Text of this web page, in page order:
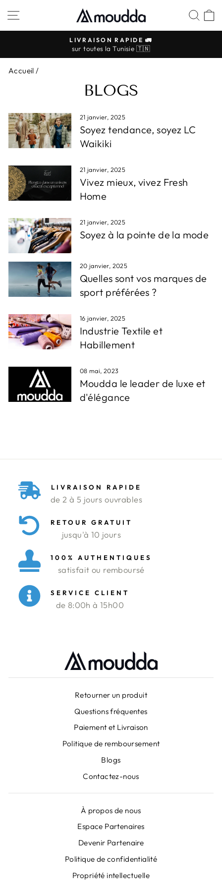
au
NAVIGATION
Diaporama
LIVRAISON RAPIDE 🚛
sur toutes la Tunisie 🇹🇳
Accueil /
BLOGS
21 janvier, 2025
Soyez tendance, soyez LC
Waikiki
21 janvier, 2025
Vivez mieux, vivez Fresh
Home
21 janvier, 2025
Soyez à la pointe de la mode
20 janvier, 2025
Quelles sont vos marques de
sport préférées ?
16 janvier, 2025
Industrie Textile et
Habillement
08 mai, 2023
Moudda le leader de luxe et
d'élégance
LIVRAISON RAPIDE
de 2 à 5 jours ouvrables
RETOUR GRATUIT
jusqu'à 10 jours
100% AUTHENTIQUES
satisfait ou remboursé
SERVICE CLIENT
de 8:00h à 15h00
Retourner un produit
Questions fréquentes
Paiement et Livraison
Politique de remboursement
Blogs
Contactez-nous
À propos de nous
Espace Partenaires
Devenir Partenaire
Politique de confidentialité
Propriété intellectuelle